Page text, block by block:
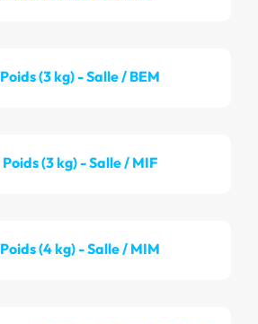
Poids (3 kg) - Salle / BEM
Poids (3 kg) - Salle / MIF
Poids (4 kg) - Salle / MIM